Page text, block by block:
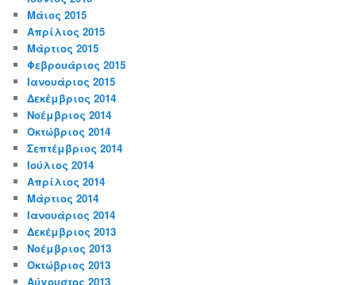
Μάιος 2015
Απρίλιος 2015
Μάρτιος 2015
Φεβρουάριος 2015
Ιανουάριος 2015
Δεκέμβριος 2014
Νοέμβριος 2014
Οκτώβριος 2014
Σεπτέμβριος 2014
Ιούλιος 2014
Απρίλιος 2014
Μάρτιος 2014
Ιανουάριος 2014
Δεκέμβριος 2013
Νοέμβριος 2013
Οκτώβριος 2013
Αύγουστος 2013